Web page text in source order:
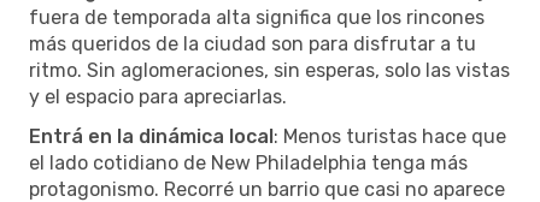
fuera de temporada alta significa que los rincones
más queridos de la ciudad son para disfrutar a tu
ritmo. Sin aglomeraciones, sin esperas, solo las vistas
y el espacio para apreciarlas.
Entrá en la dinámica local: Menos turistas hace que
el lado cotidiano de New Philadelphia tenga más
protagonismo. Recorré un barrio que casi no aparece